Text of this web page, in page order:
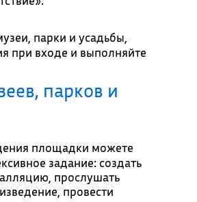
парки и усадьбы,
при входе и выполняйте
парков и
площадки можете
задание: создать
прослушать
провести